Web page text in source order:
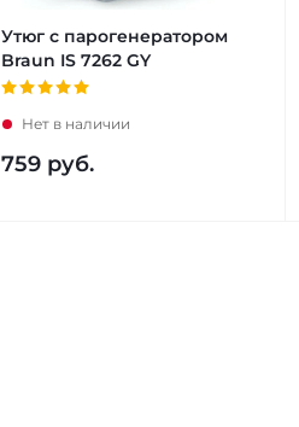
Утюг с парогенератором
Braun IS 7262 GY
Нет в наличии
759 руб.